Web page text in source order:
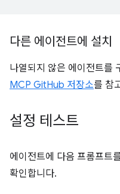
다른 에이전트에 설치
나열되지 않은 에이전트를
MCP GitHub 저장소를 참
설정 테스트
에이전트에 다음 프롬프트
확인합니다.